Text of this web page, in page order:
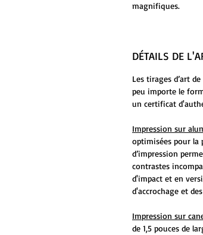
magnifiques.
DÉTAILS DE
Les tirages d’art
peu importe le
un certificat
Impression sur
optimisées pour la
d’impression
contrastes
d'impact et en
d'accrochage et
Impression sur
de 1,5 pouces de